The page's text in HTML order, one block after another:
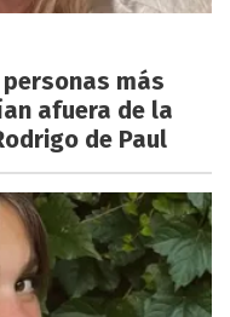
más
afuera de la
de Paul